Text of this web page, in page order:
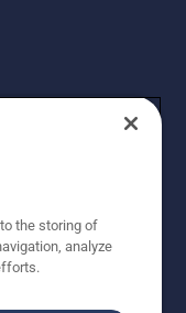
riservati. I prezzi
specializzati
di IVA
Tutti i prezzi
(IVA inclusa),
the storing of
analyze